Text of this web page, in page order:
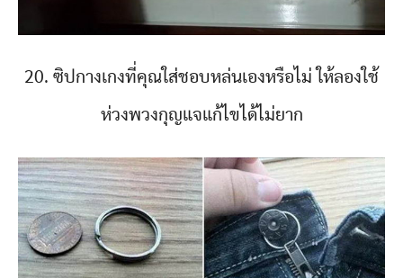
20. ซิปกางเกงที่คุณใส่ชอบหล่นเองหรือไม่ ให้ลองใช้
ห่วงพวงกุญแจแก้ไขได้ไม่ยาก